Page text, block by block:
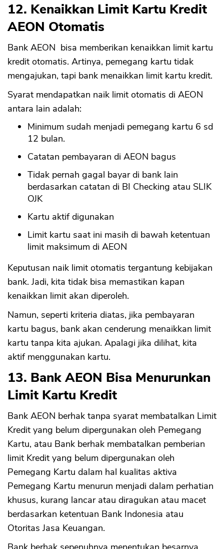
12. Kenaikkan Limit Kartu Kredit
AEON Otomatis
Bank AEON bisa memberikan kenaikkan limit kartu
kredit otomatis. Artinya, pemegang kartu tidak
mengajukan, tapi bank menaikkan limit kartu kredit.
Syarat mendapatkan naik limit otomatis di AEON
antara lain adalah:
Minimum sudah menjadi pemegang kartu 6 sd
12 bulan.
Catatan pembayaran di AEON bagus
Tidak pernah gagal bayar di bank lain
berdasarkan catatan di BI Checking atau SLIK
OJK
Kartu aktif digunakan
Limit kartu saat ini masih di bawah ketentuan
limit maksimum di AEON
Keputusan naik limit otomatis tergantung kebijakan
bank. Jadi, kita tidak bisa memastikan kapan
kenaikkan limit akan diperoleh.
Namun, seperti kriteria diatas, jika pembayaran
kartu bagus, bank akan cenderung menaikkan limit
kartu tanpa kita ajukan. Apalagi jika dilihat, kita
aktif menggunakan kartu.
13. Bank AEON Bisa Menurunkan
Limit Kartu Kredit
Bank AEON berhak tanpa syarat membatalkan Limit
Kredit yang belum dipergunakan oleh Pemegang
Kartu, atau Bank berhak membatalkan pemberian
limit Kredit yang belum dipergunakan oleh
Pemegang Kartu dalam hal kualitas aktiva
Pemegang Kartu menurun menjadi dalam perhatian
khusus, kurang lancar atau diragukan atau macet
berdasarkan ketentuan Bank Indonesia atau
Otoritas Jasa Keuangan.